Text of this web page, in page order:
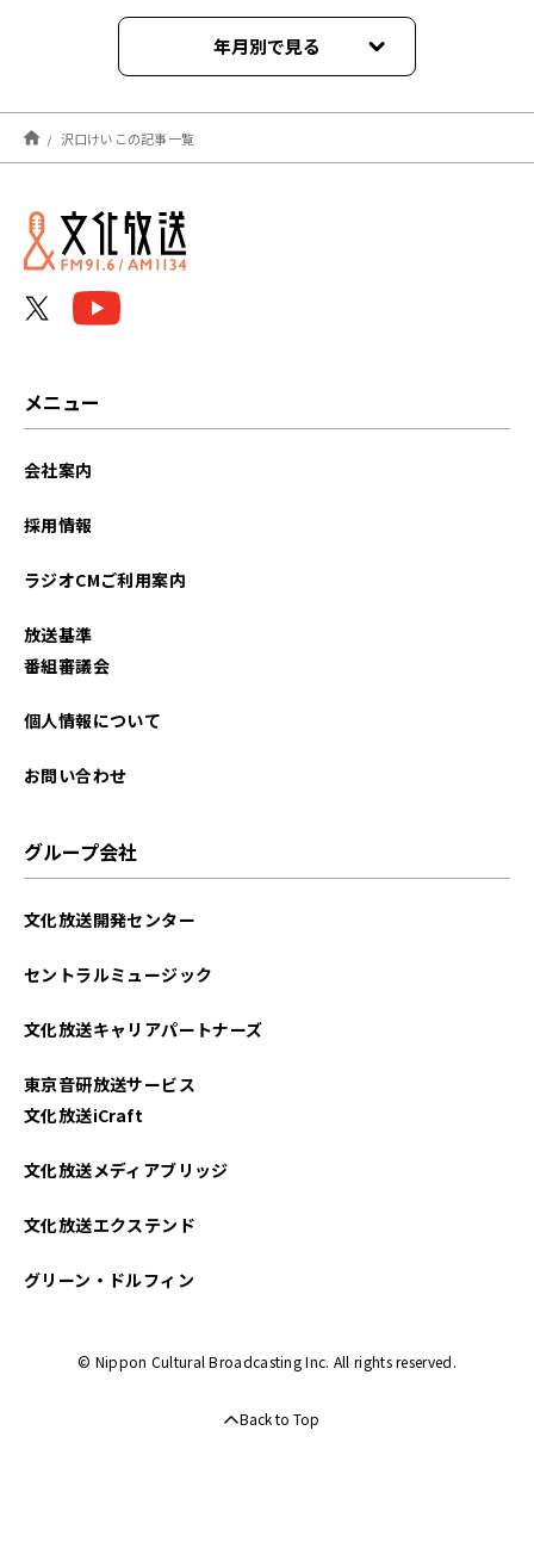
年月別で見る
2025年03月
2025年02月
2025年01月
2024年04月
2024年01月
2023年08月
2023年07月
2023年06月
沢口けいこの記事一覧
メニュー
会社案内
採用情報
ラジオCMご利用案内
放送基準
番組審議会
個人情報について
お問い合わせ
グループ会社
文化放送開発センター
セントラルミュージック
文化放送キャリアパートナーズ
東京音研放送サービス
文化放送iCraft
文化放送メディアブリッジ
文化放送エクステンド
グリーン・ドルフィン
© Nippon Cultural Broadcasting Inc. All rights reserved.
Back to Top